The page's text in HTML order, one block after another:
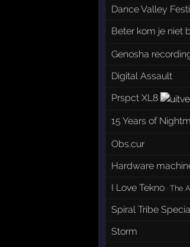
Dance Valley
Beter kom je niet
Genosha
Digital Assault
Prspct XL8
15 Years of
Obs.cur
Hardware
I Love Tekno ·The
Spiral Tribe
Storm